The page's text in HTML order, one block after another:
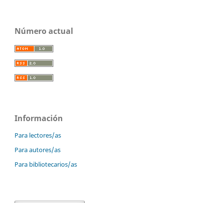
Número actual
Información
Para lectores/as
Para autores/as
Para bibliotecarios/as